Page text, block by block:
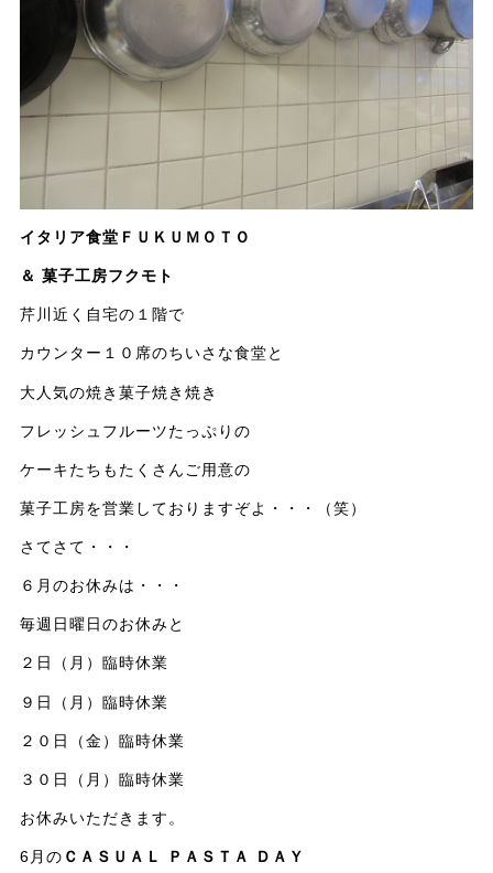
イタリア食堂ＦＵＫＵＭＯＴＯ
＆ 菓子工房フクモト
芹川近く自宅の１階で
カウンター１０席のちいさな食堂と
大人気の焼き菓子焼き焼き
フレッシュフルーツたっぷりの
ケーキたちもたくさんご用意の
菓子工房を営業しておりますぞよ・・・（笑）
さてさて・・・
６月のお休みは・・・
毎週日曜日のお休みと
２日（月）臨時休業
９日（月）臨時休業
２０日（金）臨時休業
３０日（月）臨時休業
お休みいただきます。
6月の ＣＡＳＵＡＬ ＰＡＳＴＡ ＤＡＹ